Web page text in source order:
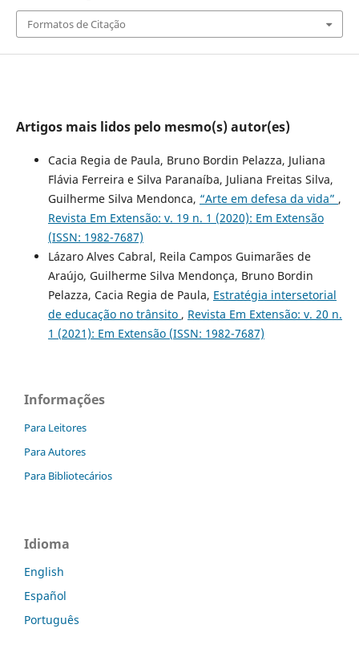
Formatos de Citação
Artigos mais lidos pelo mesmo(s) autor(es)
Cacia Regia de Paula, Bruno Bordin Pelazza, Juliana
Flávia Ferreira e Silva Paranaíba, Juliana Freitas Silva,
Guilherme Silva Mendonca, “Arte em defesa da vida” ,
Revista Em Extensão: v. 19 n. 1 (2020): Em Extensão
(ISSN: 1982-7687)
Lázaro Alves Cabral, Reila Campos Guimarães de
Araújo, Guilherme Silva Mendonça, Bruno Bordin
Pelazza, Cacia Regia de Paula, Estratégia intersetorial
de educação no trânsito , Revista Em Extensão: v. 20 n.
1 (2021): Em Extensão (ISSN: 1982-7687)
Informações
Para Leitores
Para Autores
Para Bibliotecários
Idioma
English
Español
Português